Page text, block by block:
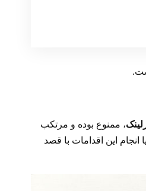
، ممنوع بوده و مرتکب
بیش از ۱۰ دستگاه از این ابزارها یا انجام این اقدامات با قصد